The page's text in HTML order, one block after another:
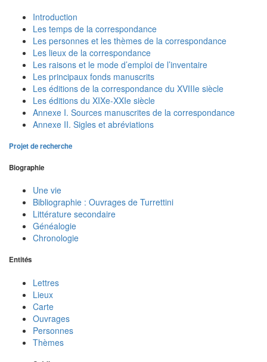
Introduction
Les temps de la correspondance
Les personnes et les thèmes de la correspondance
Les lieux de la correspondance
Les raisons et le mode d’emploi de l’inventaire
Les principaux fonds manuscrits
Les éditions de la correspondance du XVIIIe siècle
Les éditions du XIXe-XXIe siècle
Annexe I. Sources manuscrites de la correspondance
Annexe II. Sigles et abréviations
Projet de recherche
Biographie
Une vie
Bibliographie : Ouvrages de Turrettini
Littérature secondaire
Généalogie
Chronologie
Entités
Lettres
Lieux
Carte
Ouvrages
Personnes
Thèmes